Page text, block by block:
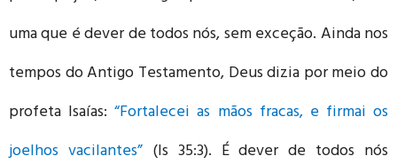
uma que é dever de todos nós, sem exceção. Ainda nos
tempos do Antigo Testamento, Deus dizia por meio do
profeta Isaías:“Fortalecei as mãos fracas, e firmai os
joelhos vacilantes” (Is 35:3). É dever de todos nós